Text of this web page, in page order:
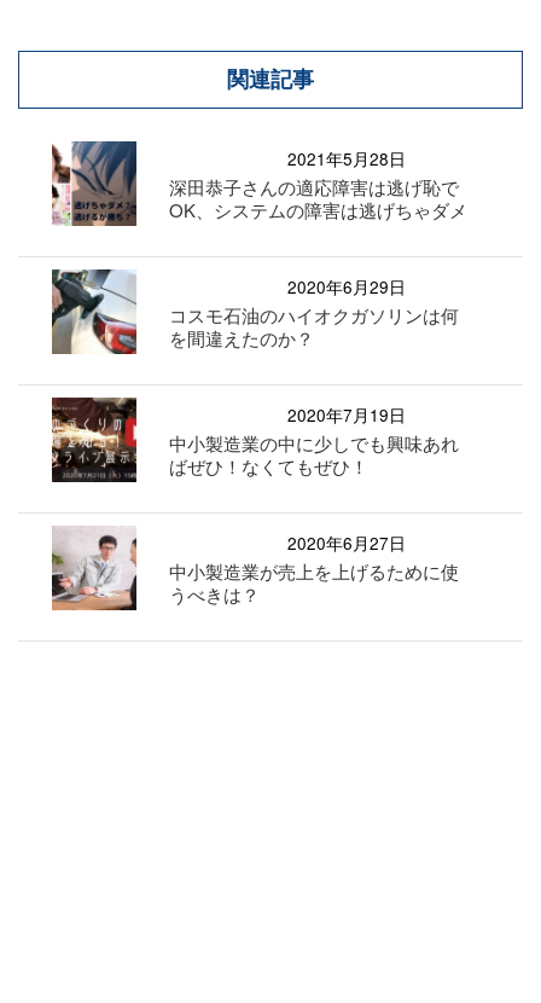
関連記事
2021年5月28日
深田恭子さんの適応障害は逃げ恥で
OK、システムの障害は逃げちゃダメ
2020年6月29日
コスモ石油のハイオクガソリンは何
を間違えたのか？
2020年7月19日
中小製造業の中に少しでも興味あれ
ばぜひ！なくてもぜひ！
2020年6月27日
中小製造業が売上を上げるために使
うべきは？